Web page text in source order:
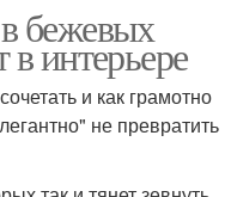
бежевых
интерьере
и как грамотно
не превратить